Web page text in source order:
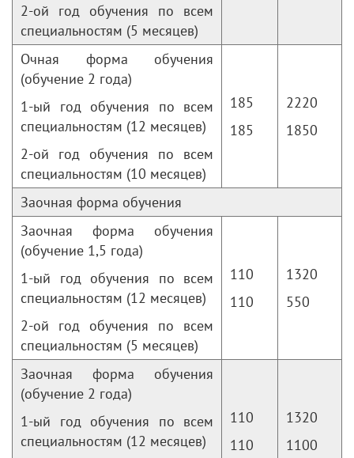
2-ой год обучения по всем
специальностям (5 месяцев)
Очная форма обучения
(обучение 2 года)
1-ый год обучения по всем
специальностям (12 месяцев)
2-ой год обучения по всем
специальностям (10 месяцев)
185
185
2220
1850
Заочная форма обучения
Заочная форма обучения
(обучение 1,5 года)
1-ый год обучения по всем
специальностям (12 месяцев)
2-ой год обучения по всем
специальностям (5 месяцев)
110
110
1320
550
Заочная форма обучения
(обучение 2 года)
1-ый год обучения по всем
специальностям (12 месяцев)
110
110
1320
1100